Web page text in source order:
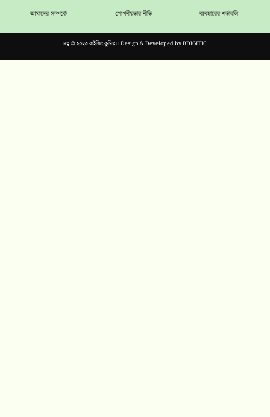
আমাদের সম্পর্কে গোপনীয়তার নীতি ব্যবহারের শর্তাবলি
স্বত্ব © ২০২৩ রাইজিং কুমিল্লা। Design & Developed byBDIGITIC